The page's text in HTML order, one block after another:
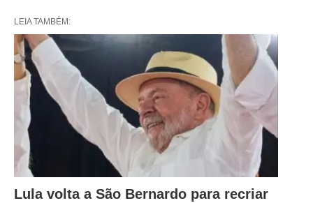
LEIA TAMBÉM:
Lula volta a São Bernardo para recriar